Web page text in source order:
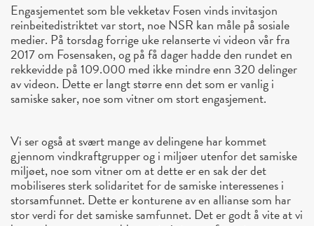
Engasjementet som ble vekketav Fosen vinds invitasjon
reinbeitedistriktet var stort, noe NSR kan måle på sosiale
medier. På torsdag forrige uke relanserte vi videon vår fra
2017 om Fosensaken, og på få dager hadde den rundet en
rekkevidde på 109.000 med ikke mindre enn 320 delinger
av videon. Dette er langt større enn det som er vanlig i
samiske saker, noe som vitner om stort engasjement.
Vi ser også at svært mange av delingene har kommet
gjennom vindkraftgrupper og i miljøer utenfor det samiske
miljøet, noe som vitner om at dette er en sak der det
mobiliseres sterk solidaritet for de samiske interessenes i
storsamfunnet. Dette er konturene av en allianse som har
stor verdi for det samiske samfunnet. Det er godt å vite at vi